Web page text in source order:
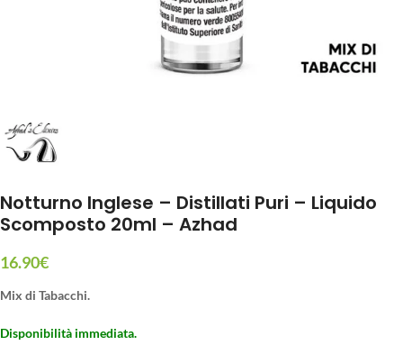
Notturno Inglese – Distillati Puri – Liquido
Scomposto 20ml – Azhad
16.90€
Mix di Tabacchi.
Disponibilità immediata.